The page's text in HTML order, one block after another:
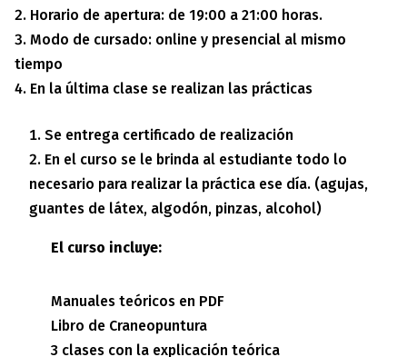
Horario de apertura: de 19:00 a 21:00 horas.
Modo de cursado: online y presencial al mismo
tiempo
En la última clase se realizan las prácticas
Se entrega certificado de realización
En el curso se le brinda al estudiante todo lo
necesario para realizar la práctica ese día. (agujas,
guantes de látex, algodón, pinzas, alcohol)
El curso incluye:
Manuales teóricos en PDF
Libro de Craneopuntura
3 clases con la explicación teórica